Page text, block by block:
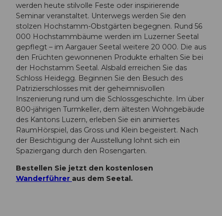
werden heute stilvolle Feste oder inspirierende
Seminar veranstaltet. Unterwegs werden Sie den
stolzen Hochstamm-Obstgärten begegnen. Rund 56
000 Hochstammbäume werden im Luzerner Seetal
gepflegt – im Aargauer Seetal weitere 20 000. Die aus
den Früchten gewonnenen Produkte erhalten Sie bei
der Hochstamm Seetal. Alsbald erreichen Sie das
Schloss Heidegg. Beginnen Sie den Besuch des
Patrizierschlosses mit der geheimnisvollen
Inszenierung rund um die Schlossgeschichte. Im über
800-jährigen Turmkeller, dem ältesten Wohngebäude
des Kantons Luzern, erleben Sie ein animiertes
RaumHörspiel, das Gross und Klein begeistert. Nach
der Besichtigung der Ausstellung lohnt sich ein
Spaziergang durch den Rosengarten.
Bestellen Sie jetzt den kostenlosen
Wanderführer aus dem Seetal.